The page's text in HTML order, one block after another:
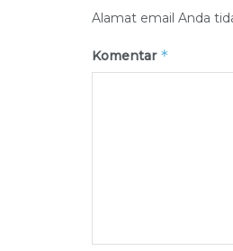
Alamat email Anda
Komentar *